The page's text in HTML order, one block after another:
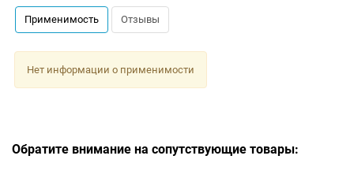
Применимость Отзывы
Нет информации о применимости
Обратите внимание на сопутствующие товары: